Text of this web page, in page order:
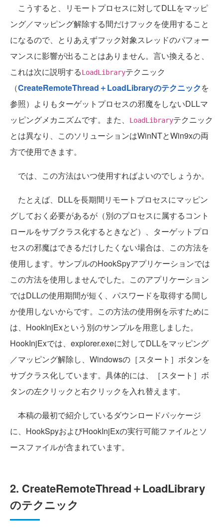
こうすると、リモートプロセスに対してDLLをマッピ
ング／マッピング解除する間だけフックを使用すること
になるので、とりあえずフック対象スレッドのパフォー
マンスに影響が出ることはありません。言い換えると、
これは次に説明するLoadLibraryテクニック
（CreateRemoteThread＋LoadLibraryのテクニックを
参照）よりもターゲットプロセスの邪魔をしないDLLマ
ッピングメカニズムです。また、
LoadLibraryテクニック
とは異なり、このソリューションはWinNTとWin9xの両
方で使用できます。
では、この方法はいつ使用すればよいのでしょうか。
たとえば、DLLを長期間リモートプロセスにマッピン
グしておく必要があるが（別のプロセスに属するコント
ロールをサブクラス化するときなど）、ターゲットプロ
セスの邪魔はできるだけしたくない場合は、この方法を
使用します。サンプルのHookSpyアプリケーションでは
この方法を使用しませんでした。このアプリケーション
ではDLLの使用期間が短く、パスワードを取得する間し
か使用しないからです。この方法の使用例を示すために
は、HookInjExという別のサンプルを用意しました。
HookInjExでは、explorer.exeに対してDLLをマッピング
／マッピング解除し、Windowsの［スタート］ボタンを
サブクラス化しています。具体的には、［スタート］ボ
タンの左クリックと右クリックを入れ替えます。
本稿の最初で紹介しているダウンロードパッケージ
に、HookSpyおよびHookInjExの実行可能ファイルとソ
ースファイルが含まれています。
2. CreateRemoteThread＋LoadLibrary
のテクニック